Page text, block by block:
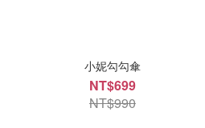
小妮勾勾傘
NT$699
NT$990